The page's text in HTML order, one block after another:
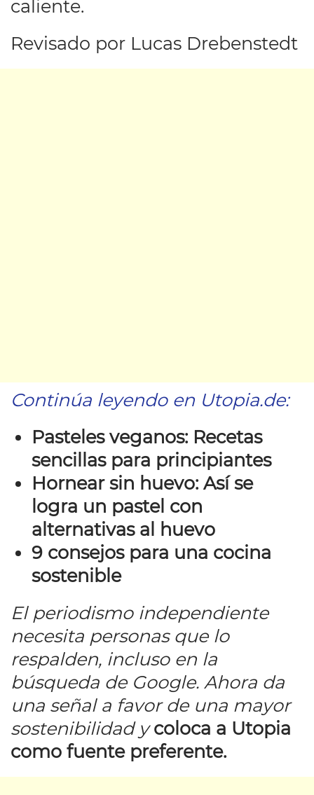
caliente.
Revisado por Lucas Drebenstedt
Continúa leyendo en Utopia.de:
Pasteles veganos: Recetas
sencillas para principiantes
Hornear sin huevo: Así se
logra un pastel con
alternativas al huevo
9 consejos para una cocina
sostenible
El periodismo independiente
necesita personas que lo
respalden, incluso en la
búsqueda de Google. Ahora da
una señal a favor de una mayor
sostenibilidad y coloca a Utopia
como fuente preferente.